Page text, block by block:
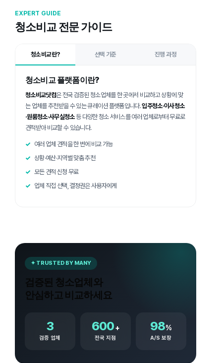
EXPERT GUIDE
청소비교 전문 가이드
청소비교란? 선택 기준 진행 과정
청소비교 플랫폼이란?
청소비교닷컴은 전국 검증된 청소업체를 한 곳에서 비교하고 상황에 맞
는 업체를 추천받을 수 있는 큐레이션 플랫폼입니다.입주청소·이사청소
·원룸청소·사무실청소등 다양한 청소 서비스를 여러 업체로부터 무료로
견적받아 비교할 수 있습니다.
여러 업체 견적을 한 번에 비교 가능
상황·예산·지역별 맞춤 추천
모든 견적 신청 무료
업체 직접 선택, 결정권은 사용자에게
✦ TRUSTED BY MANY
검증된 청소업체와
안심하고 비교하세요
3
검증 업체
600+
전국 지점
98%
A/S 보장